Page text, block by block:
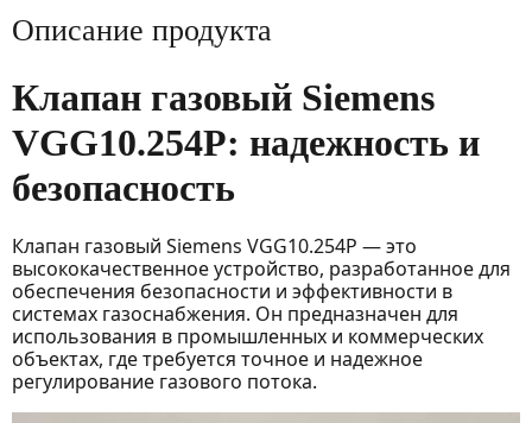
Описание продукта
Клапан газовый Siemens
VGG10.254P: надежность и
безопасность
Клапан газовый Siemens VGG10.254P — это
высококачественное устройство, разработанное для
обеспечения безопасности и эффективности в
системах газоснабжения. Он предназначен для
использования в промышленных и коммерческих
объектах, где требуется точное и надежное
регулирование газового потока.